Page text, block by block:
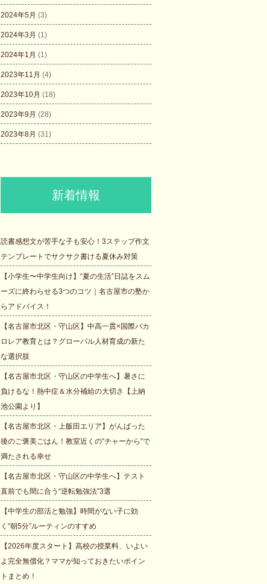
2024年5月 (3)
2024年3月 (1)
2024年1月 (1)
2023年11月 (4)
2023年10月 (18)
2023年9月 (28)
2023年8月 (31)
新着情報
読書感想文が苦手な子も安心！3ステップ作文
テンプレートでサクサク書ける夏休み対策
【小学生〜中学生向け】“夏の生活”日誌をスム
ーズに終わらせる3つのコツ｜名古屋市の塾か
らアドバイス！
【名古屋市北区・守山区】中高一貫×国際バカ
ロレア教育とは？グローバル人材育成の新た
な選択肢
【名古屋市北区・守山区の中学生へ】暑さに
負けるな！熱中症＆水分補給の大切さ【上納
池公園より】
【名古屋市北区・上飯田エリア】がんばった
後のご褒美ごはん！教室近くの“チャーから”で
満たされる幸せ
【名古屋市北区・守山区の中学生へ】テスト
直前でも間に合う“逆転勉強法”3選
【中学生の部活と勉強】時間がない子に効
く“朝5分”ルーティンのすすめ
【2026年度スタート】高校の授業料、いよい
よ完全無償化？ママが知っておきたいポイン
トまとめ！